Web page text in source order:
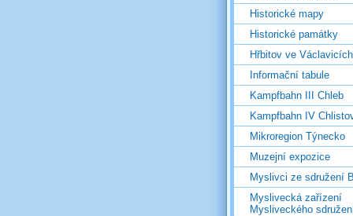
Historické mapy
Historické památky
Hřbitov ve Václavicích
Informační tabule
Kampfbahn III Chleb
Kampfbahn IV
Mikroregion Týnecko
Muzejní expozice
Myslivci ze sdružení
Myslivecká zařízení
Mysliveckého